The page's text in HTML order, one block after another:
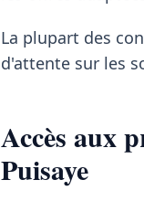
La plupart des
d'attente sur les
Accès aux
Puisaye